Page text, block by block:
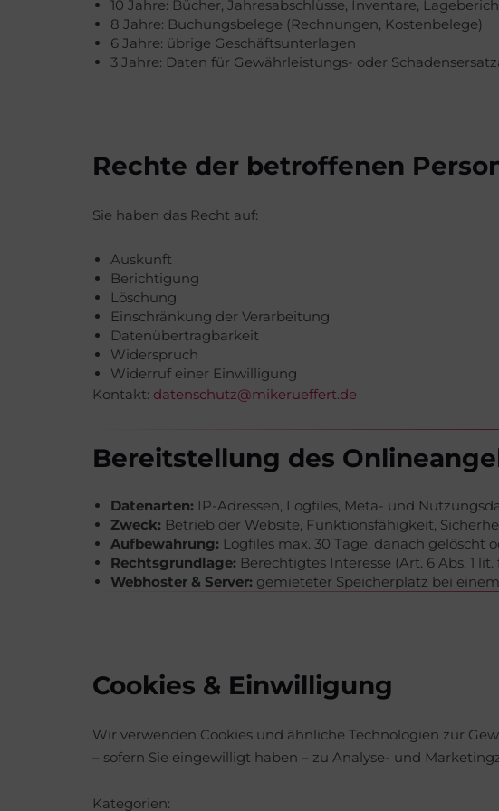
10 Jahre: Bücher, Jahresabschlüsse, Inventare,
8 Jahre: Buchungsbelege (Rechnungen, Kostenbelege)
6 Jahre: übrige Geschäftsunterlagen
3 Jahre: Daten für Gewährleistungs- oder
Rechte der betroffenen
Sie haben das Recht auf:
Auskunft
Berichtigung
Löschung
Einschränkung der Verarbeitung
Datenübertragbarkeit
Widerspruch
Widerruf einer Einwilligung
Kontakt: datenschutz@mikerueffert.de
Bereitstellung des
Datenarten: IP-Adressen, Logfiles, Meta- und
Zweck: Betrieb der Website, Funktionsfähigkeit,
Aufbewahrung: Logfiles max. 30 Tage, danach gelöscht
Rechtsgrundlage: Berechtigtes Interesse (Art. 6 Abs. 1 lit.
Webhoster & Server: gemieteter Speicherplatz bei
Cookies & Einwilligung
Wir verwenden Cookies und ähnliche Technologien zur
– sofern Sie eingewilligt haben – zu Analyse- und
Kategorien: